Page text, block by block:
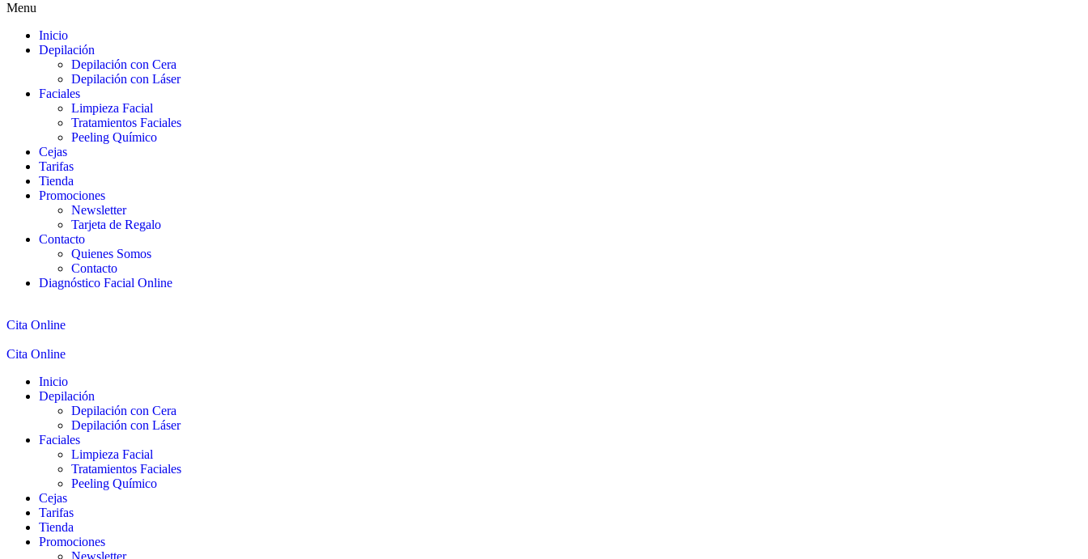
Menu
Inicio
Depilación
Depilación con Cera
Depilación con Láser
Faciales
Limpieza Facial
Tratamientos Faciales
Peeling Químico
Cejas
Tarifas
Tienda
Promociones
Newsletter
Tarjeta de Regalo
Contacto
Quienes Somos
Contacto
Diagnóstico Facial Online
Cita Online
Cita Online
Inicio
Depilación
Depilación con Cera
Depilación con Láser
Faciales
Limpieza Facial
Tratamientos Faciales
Peeling Químico
Cejas
Tarifas
Tienda
Promociones
Newsletter